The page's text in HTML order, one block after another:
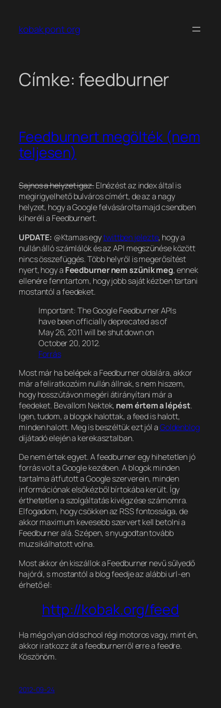
tartalomhoz
kobak pont org
Címke: feedburner
Feedburnert megölték (nem
teljesen)
Sajnos a helyzet igaz.Elnézést az index által is
megirigyelhető bulváros címért, de az a nagy
helyzet, hogy a Google felvásárolta majd csendben
kiheréli a Feedburnert.
UPDATE: @Ktamas egytwittben jelezte, hogy a
nullán álló számlálók és az API megszünése között
nincs összefüggés. Több helyről is megerősítést
nyert, hogy a Feedburner nem szűnik meg, ennek
ellenére fenntartom, hogy jobb saját kézben tartani
mostantól a feedeket.
Important: The Google Feedburner APIs
have been officially deprecated as of
May 26, 2011 will be shut down on
October 20, 2012.
Forrás
Most már ha belépek a Feedburner oldalára, akkor
már a feliratkozóim nullán állnak, s nem hiszem,
hogy hosszútávon megéri átirányítani már a
feedeket. Bevallom Nektek, nem értem a lépést.
Igen, tudom, a blogok halottak, a feed is halott,
minden halott. Meg is beszéltük ezt jól aGoldenblog
díjátadó elején a kerekasztalban.
De nem értek egyet. A feedburner egy hihetetlen jó
forrás volt a Google kezében. A blogok minden
tartalma átfutott a Google szerverein, minden
információnak elsőkézből bírtokába került. Így
érthetetlen a szolgáltatás kivégzése számomra.
Elfogadom, hogy csökken az RSS fontossága, de
akkor maximum kevesebb szervert kell betolni a
Feedburner alá. Szépen, s nyugodtan tovább
muzsikálhatott volna.
Most akkor én kiszállok a Feedburner nevű sűlyedő
hajóról, s mostantól a blog feedje az alábbi url-en
érhető el:
http://kobak.org/feed
Ha még olyan old school régi motoros vagy, mint én,
akkor iratkozz át a feedburnerről erre a feedre.
Köszönöm.
2012-09-24